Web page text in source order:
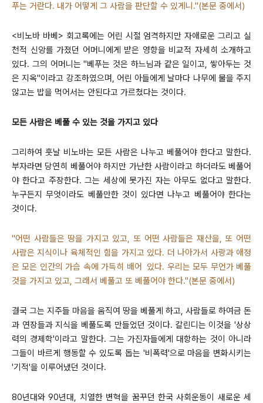
푸는 거란다. 내가 어떻게 그 사람을 판단할 수 있게니."(본문 중에서)
<비노바 바베> 회고록에는 어린 시절 엄격하지만 자애로운 그리고 실
천적 신앙를 가졌던 어머니에게 받은 영향을 비교적 자세히 소개하고
있다. 그의 어머니는 "베푸는 것은 하느님과 같은 일이고, 쌓아두는 것
은 지옥"이라고 강조하였으며, 어린 아들에게 날마다 나무에 물을 주지
않고는 밥을 먹어서는 안된다고 가르쳤다는 것이다.
모든 사람은 베풀 수 있는 것을 가지고 있다
그리하여 훗날 비노바는 모든 사람은 나누고 베풀어야 한다고 말한다.
부자라면 당연히 베풀어야 하지만 가난한 사람이라고 하더라도 베풀어
야 한다고 주장한다. 그는 세상에 못가진 자는 아무도 없다고 말한다.
누구든지 무엇이라도 베풀만한 것이 있다면 나누고 베풀어야 한다는
것이다.
"어떤 사람들은 땅을 가지고 있고, 또 어떤 사람들은 재산을, 또 어떤
사람은 지식이나 육체적인 힘을 가지고 있다. 더 나아가서 사랑과 애정
은 모은 인간의 가슴 속에 가득히 배어 있다. 우리는 모두 무언가 베풀
것을 가지고 있고, 그래서 베풀고 또 베풀어야 한다."(본문 중에서)
결국 그는 지주들 마음을 움직여 땅을 베풀게 하고, 사람들로 하여금 돈
과 연장들과 지식을 베풀도록 만들었던 것이다. 칼린디는 이것을 '상상
력의 경제학'이라고 말한다. 그는 가진자들에게 대항하는 것이 아니라
그들이 바르게 행동할 수 있도록 돕는 '비폭력'으로 마음을 변화시키는
'기적'을 이루어냈던 것이다.
80년대와 90년대, 치열한 변혁을 꿈꾸던 한국 사회운동이 새로운 세